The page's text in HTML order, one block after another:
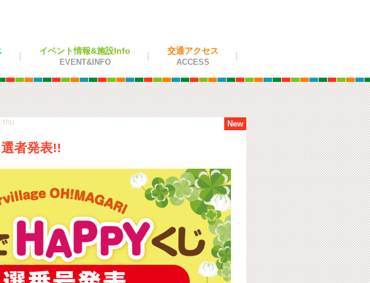
イベント情報&施設Info
EVENT&INFO
交通アクセス
ACCESS
thu
者発表!!